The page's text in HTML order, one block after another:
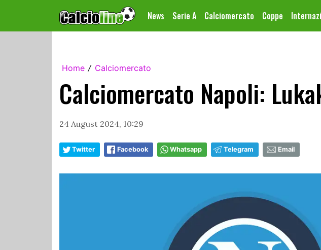
News Serie A Calciomercato Coppe
Home / Calciomercato
Calciomercato Napoli:
24 August 2024, 10:29
Twitter Facebook Whatsapp Telegram Email